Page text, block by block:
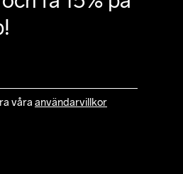
våra användarvillkor